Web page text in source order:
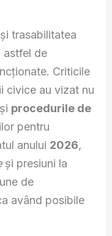
trasabilitatea
astfel de
Criticile
civice au vizat nu
procedurile de
pentru
anului 2026,
și presiuni la
de
având posibile